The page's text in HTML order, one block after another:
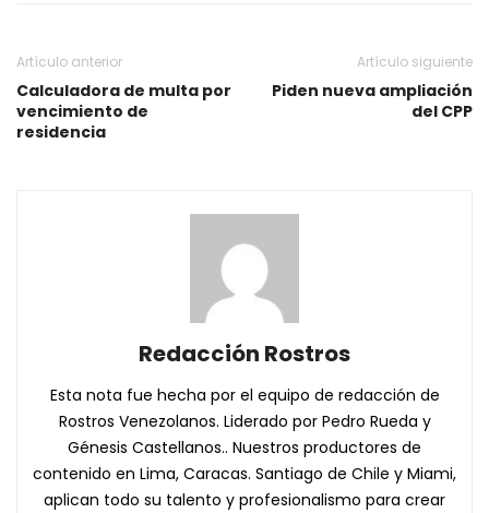
Artículo anterior
Calculadora de multa por
vencimiento de
residencia
Artículo siguiente
Piden nueva ampliación
del CPP
Redacción Rostros
Esta nota fue hecha por el equipo de redacción de
Rostros Venezolanos. Liderado por Pedro Rueda y
Génesis Castellanos.. Nuestros productores de
contenido en Lima, Caracas. Santiago de Chile y Miami,
aplican todo su talento y profesionalismo para crear